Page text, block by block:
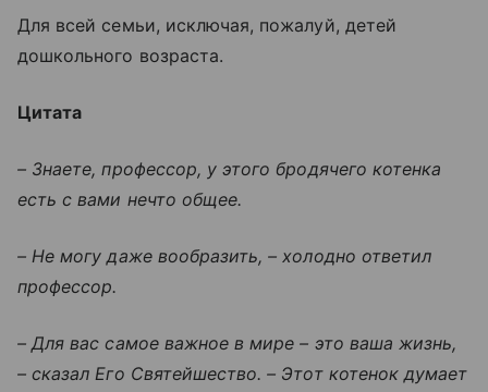
Для всей семьи, исключая, пожалуй, детей
дошкольного возраста.
Цитата
– Знаете, профессор, у этого бродячего котенка
есть с вами нечто общее.
– Не могу даже вообразить, – холодно ответил
профессор.
– Для вас самое важное в мире – это ваша жизнь,
– сказал Его Святейшество. – Этот котенок думает